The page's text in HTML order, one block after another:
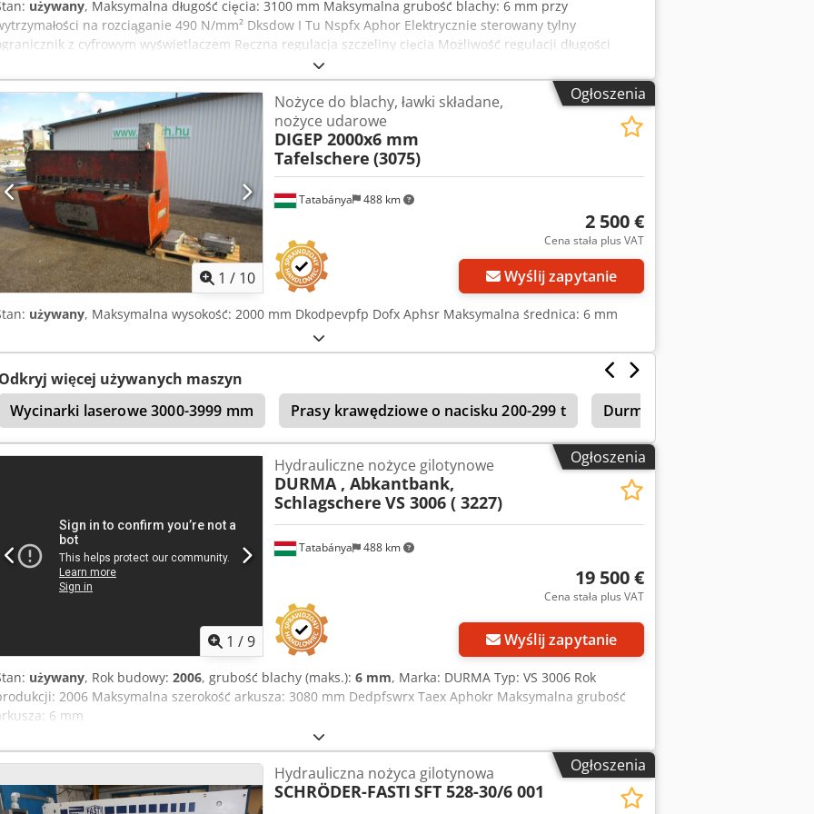
używany, Maksymalna długość cięcia: 3100 mm Maksymalna grubość blachy: 6 mm przy
na rozciąganie 490 N/mm² Dksdow I Tu Nspfx Aphor Elektrycznie sterowany tylny
z cyfrowym wyświetlaczem Ręczna regulacja szczeliny cięcia Możliwość regulacji długości
cięcia Oświetlenie krawędzi cięcia Nowe noże Bardzo dobry stan
Ogłoszenia
1 / 10
Tatabánya 488 km
Nożyce do blachy, ławki składane,
nożyce udarowe
DIGEP 2000x6 mm
Tafelschere (3075)
2 500 €
Cena stała plus VAT
Wyślij zapytanie
używany, Maksymalna wysokość: 2000 mm Dkodpevpfp Dofx Aphsr Maksymalna średnica: 6 mm
Odkryj więcej używanych maszyn
Wycinarki laserowe 3000-3999 mm
Prasy krawędziowe o nacisku 200-299 t Durma Sbt 3006
Ogłoszenia
1 /9
Tatabánya 488 km
Hydrauliczne nożyce gilotynowe
DURMA , Abkantbank,
Schlagschere VS 3006 ( 3227)
19 500 €
Cena stała plus VAT
Wyślij zapytanie
używany, Rok budowy: 2006, grubość blachy (maks.): 6 mm, Marka: DURMA Typ: VS 3006 Rok
2006 Maksymalna szerokość arkusza: 3080 mm Dedpfswrx Taex Aphokr Maksymalna grubość
6 mm
Ogłoszenia
Hydrauliczna nożyca gilotynowa
SCHRÖDER-FASTI SFT 528-30/6 001